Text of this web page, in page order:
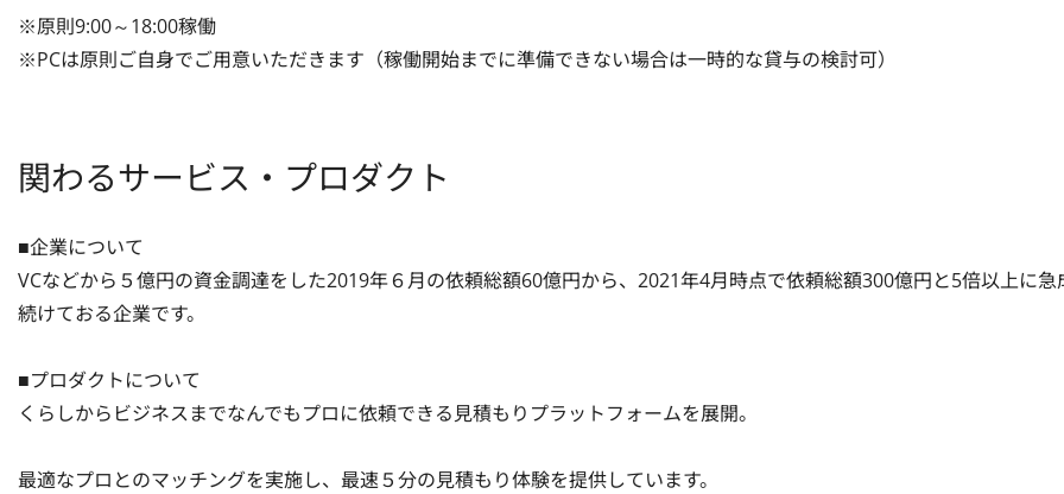
※原則9:00～18:00稼働
※PCは原則ご自身でご用意いただきます（稼働開始までに準備できない場合は一時的な貸与の検討可）
関わるサービス・プロダクト
■企業について
VCなどから５億円の資金調達をした2019年６月の依頼総額60億円から、2021年4月時点で依頼総額300億円と5倍以上に急
続けておる企業です。
■プロダクトについて
くらしからビジネスまでなんでもプロに依頼できる見積もりプラットフォームを展開。
最適なプロとのマッチングを実施し、最速５分の見積もり体験を提供しています。